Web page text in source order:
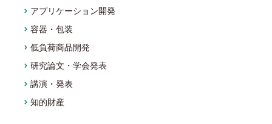
アプリケーション開発
容器・包装
低負荷商品開発
研究論文・学会発表
講演・発表
知的財産